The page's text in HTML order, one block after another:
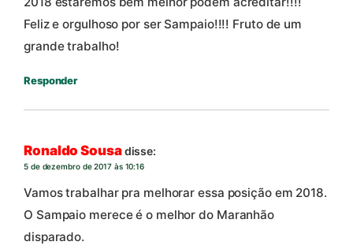
Feliz e orgulhoso por ser Sampaio!!!! Fruto de um
grande trabalho!
Responder
Ronaldo Sousadisse:
5 de dezembro de 2017 às 10:16
Vamos trabalhar pra melhorar essa posição em 2018.
O Sampaio merece é o melhor do Maranhão
disparado.